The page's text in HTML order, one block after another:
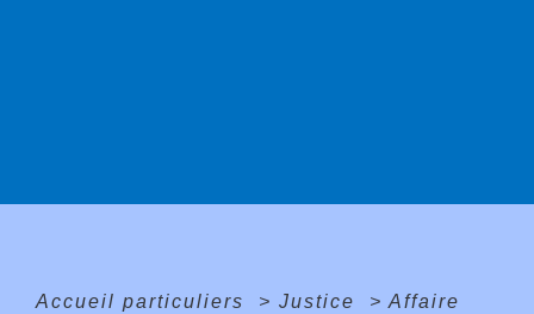
Accueil particuliers > Justice > Affaire